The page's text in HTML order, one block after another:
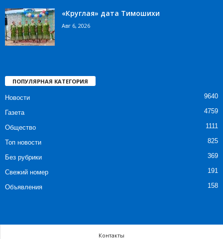
«Круглая» дата Тимошихи
Авг 6, 2026
ПОПУЛЯРНАЯ КАТЕГОРИЯ
Новости 9640
Газета 4759
Общество 1111
Топ новости 825
Без рубрики 369
Свежий номер 191
Объявления 158
Контакты